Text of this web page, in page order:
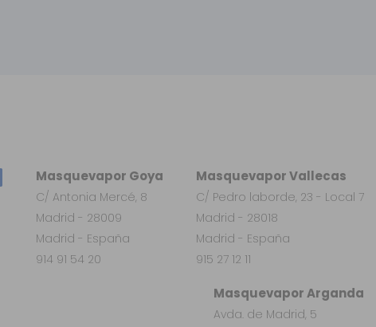
Masquevapor Arganda
Avda. de Madrid, 5
Masquevapor Vallecas
C/ Pedro laborde, 23 - Local 7
Madrid - 28018
Madrid - España
915 27 12 11
Masquevapor Goya
C/ Antonia Mercé, 8
Madrid - 28009
Madrid - España
914 91 54 20